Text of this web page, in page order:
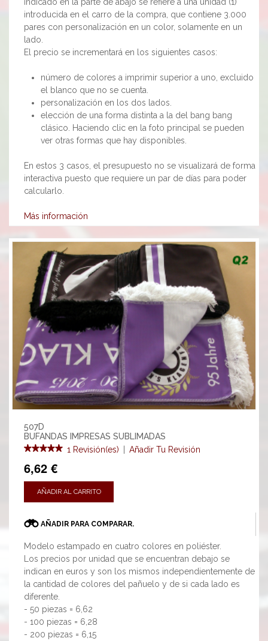
introducida en el carro de la compra, que contiene 3.000
pares con personalización en un color, solamente en un
lado.
El precio se incrementará en los siguientes casos:
número de colores a imprimir superior a uno, excluido
el blanco que no se cuenta.
personalización en los dos lados.
elección de una forma distinta a la del bang bang
clásico. Haciendo clic en la foto principal se pueden
ver otras formas que hay disponibles.
En estos 3 casos, el presupuesto no se visualizará de forma
interactiva puesto que requiere un par de días para poder
calcularlo.
Más información
507D
BUFANDAS IMPRESAS SUBLIMADAS
1 Revisión(es)
Añadir Tu Revisión
6,62 €
AÑADIR AL CARRITO
AÑADIR PARA COMPARAR.
Modelo estampado en cuatro colores en poliéster.
Los precios por unidad que se encuentran debajo se
indican en euros y son los mismos independientemente de
la cantidad de colores del pañuelo y de si cada lado es
diferente.
- 50 piezas = 6,62
- 100 piezas = 6,28
- 200 piezas = 6,15